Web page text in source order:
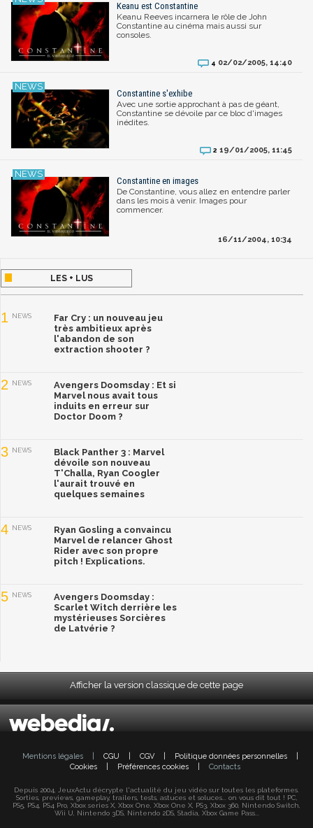
Keanu est Constantine
Keanu Reeves incarnera le rôle de John
Constantine au cinéma mais aussi sur
consoles.
4 02/02/2005, 14:40
Constantine s'exhibe
Avec une sortie approchant à pas de géant,
Constantine se dévoile par ce bloc d'images
inédites.
2 19/01/2005, 11:45
Constantine en images
De Constantine, vous allez en entendre parler
dans les mois à venir. Images pour
commencer.
16/11/2004, 10:34
LES + LUS
1 NEWS
Far Cry : un nouveau jeu
très ambitieux après
l'abandon de son
extraction shooter ?
2 NEWS
Avengers Doomsday : Et si
Marvel nous avait tous
induits en erreur sur
Doctor Doom ?
3 NEWS
Black Panther 3 : Marvel
dévoile son nouveau
T'Challa, Ryan Coogler
l'aurait trouvé en
quelques semaines
4 NEWS
Ryan Gosling a convaincu
Marvel de relancer Ghost
Rider avec son propre
pitch ! Explications.
5 NEWS
Avengers Doomsday :
Scarlet Witch derrière les
mystérieuses Sorcières
de Latvérie ?
Afficher la version classique de cette page
Mentions légales CGU CGV Politique données personnelles
Cookies
Préférences cookies Contacts
Depuis 2004, JeuxActu décrypte l'actualité du jeu vidéo sur toutes les plateformes.
Sorties, previews, gameplay, trailers, tests, astuces et soluces... on vous dit tout ! PC,
PS5, PS4, PS4 Pro, Xbox series X, Xbox One, Xbox One X, PS3, Xbox 360, Nintendo Switch,
Wii U, Nintendo 3DS, Nintendo 2DS, Stadia, Xbox Game Pass...